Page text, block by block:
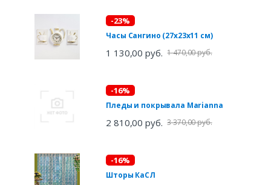
-23%
Часы Сангино (27х23х11 см)
1 130,00 руб. 1 470,00 руб.
-16%
Пледы и покрывала Marianna
2 810,00 руб. 3 370,00 руб.
-16%
Шторы КаСЛ